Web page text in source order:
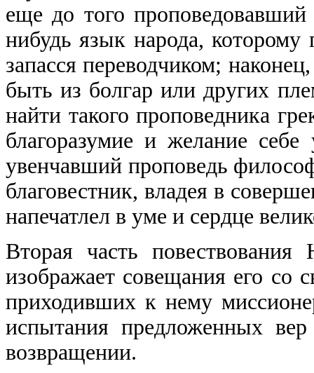
еще до того
нибудь язык народа,
запасся переводчиком;
быть из болгар или других
найти такого проповедника
благоразумие и желание
увенчавший проповедь
благовестник, владея в
напечатлел в уме и сердце
Вторая часть
изображает совещания его со
приходивших к нему
испытания предложенных
возвращении.